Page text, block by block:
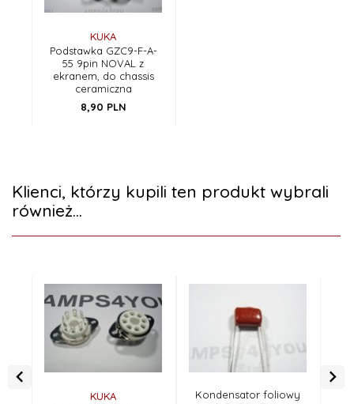
KUKA
Podstawka GZC9-F-A-
55 9pin NOVAL z
ekranem, do chassis
ceramiczna
8,90 PLN
Klienci, którzy kupili ten produkt wybrali
również...
KUKA
Kondensator foliowy